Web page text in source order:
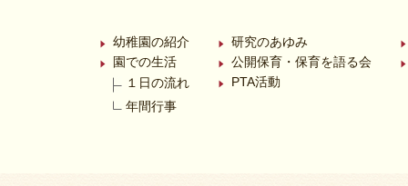
幼稚園の紹介
園での生活
１日の流れ
年間行事
研究のあゆみ
公開保育・保育を語る会
PTA活動